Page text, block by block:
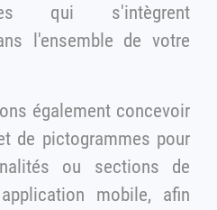
qui s'intègrent
l'ensemble de votre
pictogrammes pour
ou sections de